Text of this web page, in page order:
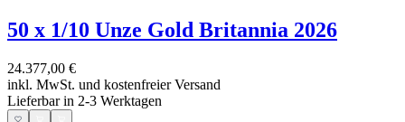
50 x 1/10 Unze Gold Britannia 2026
24.377,00 €
inkl. MwSt. und kostenfreier Versand
Lieferbar in 2-3 Werktagen